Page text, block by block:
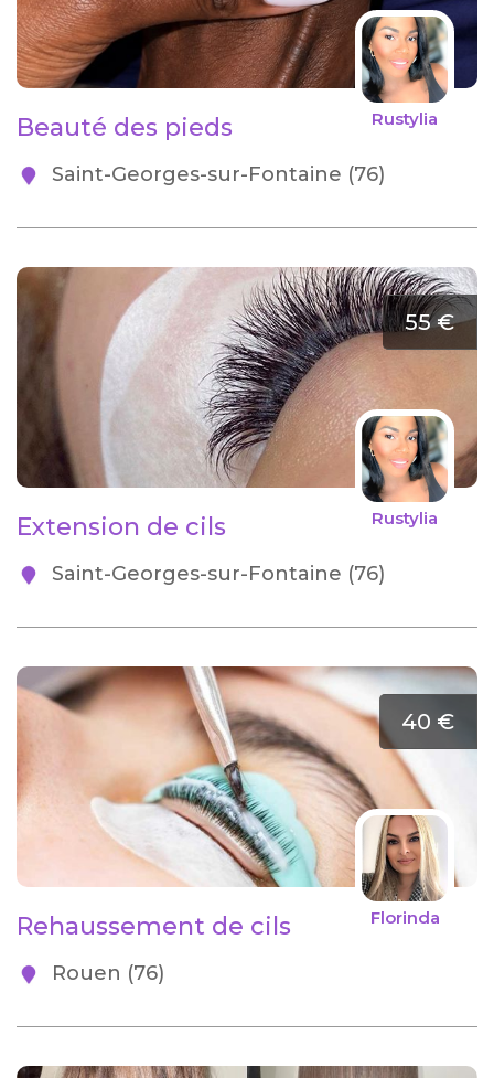
Rustylia
Beauté des pieds
Saint-Georges-sur-Fontaine (76)
55 €
Rustylia
Extension de cils
Saint-Georges-sur-Fontaine (76)
40 €
Florinda
Rehaussement de cils
Rouen (76)